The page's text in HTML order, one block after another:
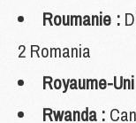
Roumanie :
2 Romania
Royaume-
Rwanda :